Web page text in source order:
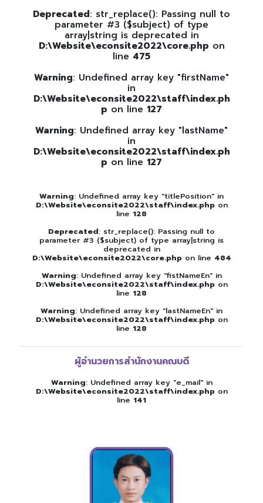
Deprecated: str_replace(): Passing null to
parameter #3 ($subject) of type
array|string is deprecated in
D:\Website\econsite2022\core.php on
line 475
Warning: Undefined array key "firstName"
in
D:\Website\econsite2022\staff\index.ph
p on line 127
Warning: Undefined array key "lastName"
in
D:\Website\econsite2022\staff\index.ph
p on line 127
Warning: Undefined array key "titlePosition" in
D:\Website\econsite2022\staff\index.phpon
line 128
Deprecated: str_replace(): Passing null to
parameter #3 ($subject) of type array|string is
deprecated in
D:\Website\econsite2022\core.phpon line 484
Warning: Undefined array key "fistNameEn" in
D:\Website\econsite2022\staff\index.phpon
line 128
Warning: Undefined array key "lastNameEn" in
D:\Website\econsite2022\staff\index.phpon
line 128
ผู้อำนวยการสำนักงานคณบดี
Warning: Undefined array key "e_mail" in
D:\Website\econsite2022\staff\index.phpon
line 141